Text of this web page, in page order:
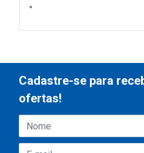
"
Cadastre-se para
ofertas!